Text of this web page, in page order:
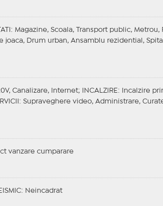
: Magazine, Scoala, Transport public, Metrou,
Drum urban, Ansamblu rezidential,
Canalizare, Internet; INCALZIRE : Incalzire
: Supraveghere video, Administrare,
vanzare cumparare
: Neincadrat